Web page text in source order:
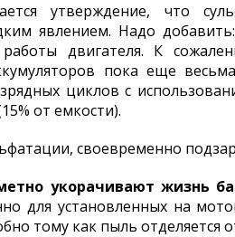
утверждение, что
явлением. Надо
двигателя. К
пока еще
циклов с
от емкости).
своевременно
укорачивают жизнь
для установленных на
тому как пыль отделяется